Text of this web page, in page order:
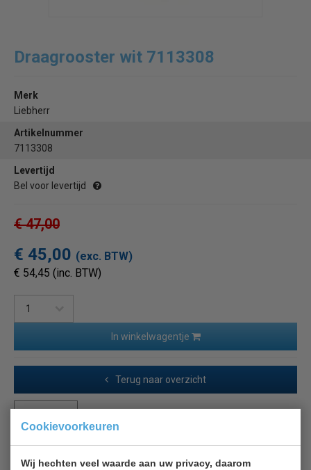
Cookievoorkeuren
Wij hechten veel waarde aan uw privacy, daarom
Draagrooster wit 7113308
Merk
Liebherr
Artikelnummer
7113308
Levertijd
Bel voor levertijd
€ 47,00
€ 45,00 (exc. BTW)
€ 54,45 (inc. BTW)
In winkelwagentje
Terug naar overzicht